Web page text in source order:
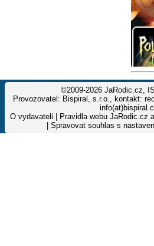
©2009-2026 JaRodic.cz,
Provozovatel: Bispiral, s.r.o., kontakt:
O vydavateli
Pravidla webu JaRodic.cz
Spravovat souhlas s